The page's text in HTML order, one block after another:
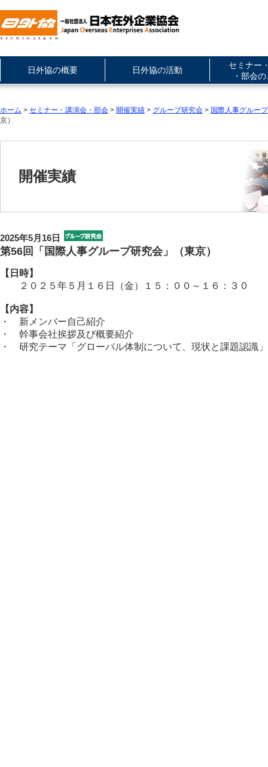
日外協の概要 日外協の活動
セミナー
・部会
ホーム > セミナー・講演会・部会 > 開催実績 > グループ研究会 > 国際人事グルー
京）
開催実績
2025年5月16日
第56回「国際人事グループ研究会」（東京）
【日時】
２０２５年５月１６日（金）１５：００～１６：３０
【内容】
・ 新メンバー自己紹介
・ 幹事会社挨拶及び概要紹介
・ 研究テーマ「グローバル体制について、現状と課題認識」